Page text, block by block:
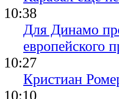
10:38
Для Динамо
европейского
10:27
Кристиан
10:10